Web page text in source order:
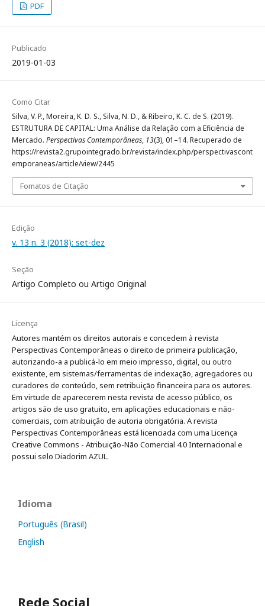
PDF
Publicado
2019-01-03
Como Citar
Silva, V. P., Moreira, K. D. S., Silva, N. D., & Ribeiro, K. C. de S. (2019).
ESTRUTURA DE CAPITAL: Uma Análise da Relação com a Eficiência de
Mercado. Perspectivas Contemporâneas, 13(3), 01–14. Recuperado de
https://revista2.grupointegrado.br/revista/index.php/perspectivascont
emporaneas/article/view/2445
Fomatos de Citação
Edição
v. 13 n. 3 (2018): set-dez
Seção
Artigo Completo ou Artigo Original
Licença
Autores mantém os direitos autorais e concedem à revista
Perspectivas Contemporâneas o direito de primeira publicação,
autorizando-a a publicá-lo em meio impresso, digital, ou outro
existente, em sistemas/ferramentas de indexação, agregadores ou
curadores de conteúdo, sem retribuição financeira para os autores.
Em virtude de aparecerem nesta revista de acesso público, os
artigos são de uso gratuito, em aplicações educacionais e não-
comerciais, com atribuição de autoria obrigatória. A revista
Perspectivas Contemporâneas está licenciada com uma Licença
Creative Commons - Atribuição-Não Comercial 4.0 Internacional e
possui selo Diadorim AZUL.
Idioma
Português (Brasil)
English